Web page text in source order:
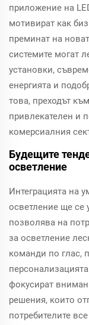
приложение на
мотивират как
преминат на
системите могат
установки,
енергията и
това, преходът
привлекателен и
комерсиалния
Будещите
осветление
Интеграцията на
осветление ще се
позволява на
за осветление
команди по глас,
фокусират
решения, които
потребителите